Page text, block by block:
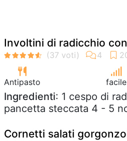
Involtini di radicchio
Antipasto facile
Ingredienti: 1 cespo di
pancetta steccata 4 - 5
Cornetti salati